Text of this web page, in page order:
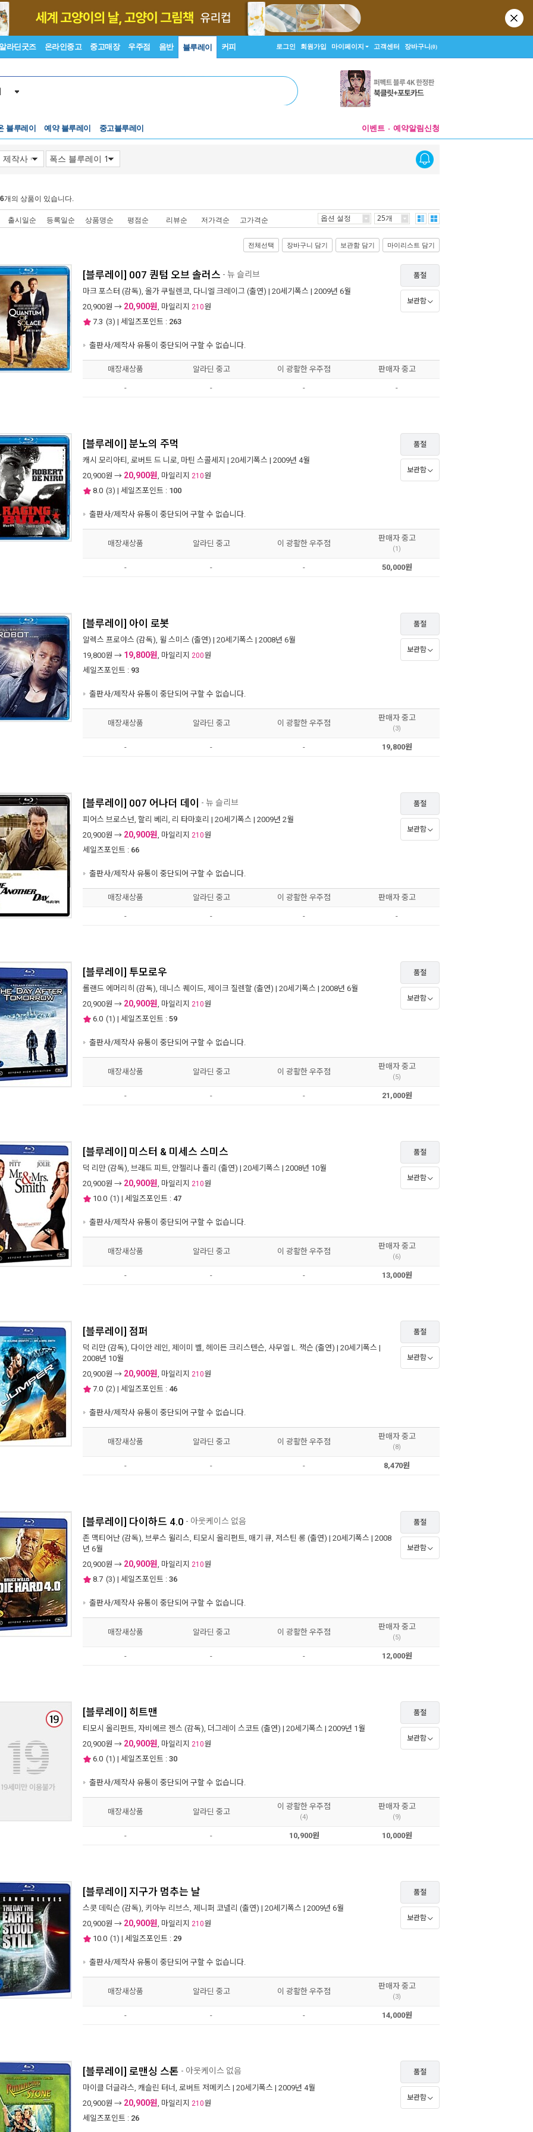
라딘굿즈 온라인중고 중고매장 우주점 음반 블루레이 커피 로그인 회원가입 마이페이지 고객센터 장바구니(0)
블루레이 예약 블루레이 중고블루레이 이벤트 예약알림신청
개의 상품이 있습니다.
출시일순 등록일순 상품명순 평점순 리뷰순 저가격순 고가격순 옵션 설정 25개
전체선택 장바구니 담기 보관함 담기 마이리스트 담기
[블루레이] 007 퀀텀 오브 솔러스 - 뉴 슬리브
마크 포스터 (감독), 올가 쿠릴렌코, 다니엘 크레이그 (출연) | 20세기폭스 | 2009년 6월
20,900원 → 20,900원, 마일리지 210원
7.3 (3) | 세일즈포인트 : 263
출판사/제작사 유통이 중단되어 구할 수 없습니다.
품절
보관함
매장새상품 알라딘 중고 이 광활한 우주점 판매자 중고
- - - -
[블루레이] 분노의 주먹
캐시 모리아티 , 로버트 드 니로, 마틴 스콜세지 | 20세기폭스 | 2009년 4월
20,900원 → 20,900원, 마일리지 210원
8.0 (3) | 세일즈포인트 : 100
출판사/제작사 유통이 중단되어 구할 수 없습니다.
품절
보관함
매장새상품 알라딘 중고 이 광활한 우주점
판매자 중고
(1)
- - - 50,000원
[블루레이] 아이 로봇
알렉스 프로야스 (감독), 윌 스미스 (출연) | 20세기폭스 | 2008년 6월
19,800원 → 19,800원, 마일리지 200원
세일즈포인트 : 93
출판사/제작사 유통이 중단되어 구할 수 없습니다.
품절
보관함
매장새상품 알라딘 중고 이 광활한 우주점
판매자 중고
(3)
- - - 19,800원
[블루레이] 007 어나더 데이 - 뉴 슬리브
피어스 브로스넌, 할리 베리 , 리 타마호리 | 20세기폭스 | 2009년 2월
20,900원 → 20,900원, 마일리지 210원
세일즈포인트 : 66
출판사/제작사 유통이 중단되어 구할 수 없습니다.
품절
보관함
매장새상품 알라딘 중고 이 광활한 우주점 판매자 중고
- - - -
[블루레이] 투모로우
롤랜드 에머리히 (감독), 데니스 퀘이드, 제이크 질렌할 (출연) | 20세기폭스 | 2008년 6월
20,900원 → 20,900원, 마일리지 210원
6.0 (1) | 세일즈포인트 : 59
출판사/제작사 유통이 중단되어 구할 수 없습니다.
품절
보관함
매장새상품 알라딘 중고 이 광활한 우주점
판매자 중고
(5)
- - - 21,000원
[블루레이] 미스터 & 미세스 스미스
덕 리만 (감독), 브래드 피트, 안젤리나 졸리 (출연) | 20세기폭스 | 2008년 10월
20,900원 → 20,900원, 마일리지 210원
10.0 (1) | 세일즈포인트 : 47
출판사/제작사 유통이 중단되어 구할 수 없습니다.
품절
보관함
매장새상품 알라딘 중고 이 광활한 우주점
판매자 중고
(6)
- - - 13,000원
[블루레이] 점퍼
덕 리만 (감독), 다이안 레인, 제이미 벨, 헤이든 크리스텐슨, 사무엘 L. 잭슨 (출연) | 20세기폭스 |
2008년 10월
20,900원 → 20,900원, 마일리지 210원
7.0 (2) | 세일즈포인트 : 46
출판사/제작사 유통이 중단되어 구할 수 없습니다.
품절
보관함
매장새상품 알라딘 중고 이 광활한 우주점
판매자 중고
(8)
- - - 8,470원
[블루레이] 다이하드 4.0 - 아웃케이스 없음
존 맥티어난 (감독), 브루스 윌리스, 티모시 올리펀트, 매기 큐, 저스틴 롱 (출연) | 20세기폭스 | 2008
년 6월
20,900원 → 20,900원, 마일리지 210원
8.7 (3) | 세일즈포인트 : 36
출판사/제작사 유통이 중단되어 구할 수 없습니다.
품절
보관함
매장새상품 알라딘 중고 이 광활한 우주점
판매자 중고
(5)
- - - 12,000원
[블루레이] 히트맨
티모시 올리펀트, 자비에르 젠스 (감독), 더그레이 스코트 (출연) | 20세기폭스 | 2009년 1월
20,900원 → 20,900원, 마일리지 210원
6.0 (1) | 세일즈포인트 : 30
출판사/제작사 유통이 중단되어 구할 수 없습니다.
품절
보관함
매장새상품 알라딘 중고
이 광활한 우주점
(4)
판매자 중고
(9)
- - 10,900원 10,000원
[블루레이] 지구가 멈추는 날
스콧 데릭슨 (감독), 키아누 리브스, 제니퍼 코넬리 (출연) | 20세기폭스 | 2009년 6월
20,900원 → 20,900원, 마일리지 210원
10.0 (1) | 세일즈포인트 : 29
출판사/제작사 유통이 중단되어 구할 수 없습니다.
품절
보관함
매장새상품 알라딘 중고 이 광활한 우주점
판매자 중고
(3)
- - - 14,000원
[블루레이] 로맨싱 스톤 - 아웃케이스 없음
마이클 더글라스, 캐슬린 터너 , 로버트 저메키스 | 20세기폭스 | 2009년 4월
20,900원 → 20,900원, 마일리지 210원
세일즈포인트 : 26
품절
보관함